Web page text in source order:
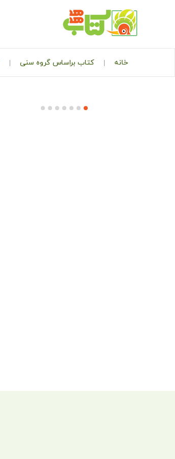
خانه کتاب براساس گروه سنی